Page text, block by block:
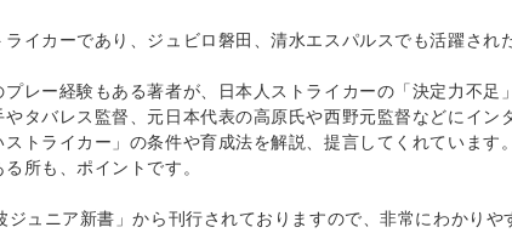
イカーであり、ジュビロ磐田、清水エスパルスでも活躍され
レー経験もある著者が、日本人ストライカーの「決定力不足
タバレス監督、元日本代表の高原氏や西野元監督などにイン
トライカー」の条件や育成法を解説、提言してくれています
所も、ポイントです。
ュニア新書」から刊行されておりますので、非常にわかりや